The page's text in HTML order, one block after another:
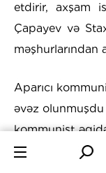
etdirir, axşam
Çapayev və
məşhurlarından
Aparıcı
əvəz
kommunist
Partiya karyera